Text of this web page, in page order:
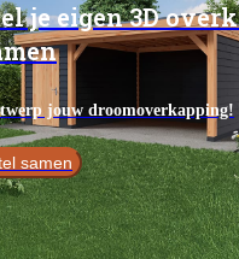
je eigen 3D
jouw droomoverkapping!
samen